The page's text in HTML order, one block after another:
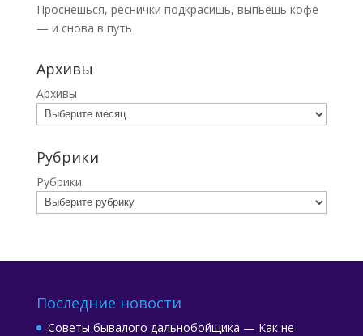
Проснешься, реснички подкрасишь, выпьешь кофе
— и снова в путь
Архивы
Архивы
Рубрики
Рубрики
Последние новости
Советы бывалого дальнобойщика — Как не